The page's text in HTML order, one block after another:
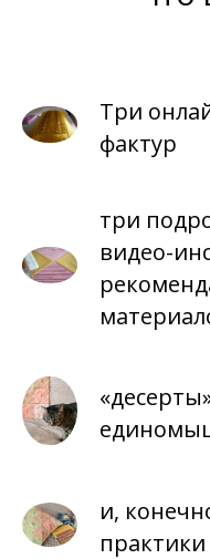
Три
фактур
три
видео-
и,
практики